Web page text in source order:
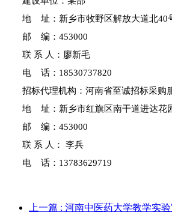
地 址： 新乡市牧野区解放大道北40
邮 编：4530
联 系 人： 廖新毛
电 话： 18530737820
招标代理机构：河南省至诚招标采购
地 址：新乡市红旗区南干道进达花
邮 编：453000
联 系 人： 李兵
电 话： 13783629719
上一篇 : 河南中医药大学教学实